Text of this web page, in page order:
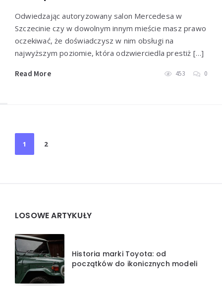
Odwiedzając autoryzowany salon Mercedesa w
Szczecinie czy w dowolnym innym mieście masz prawo
oczekiwać, że doświadczysz w nim obsługi na
najwyższym poziomie, która odzwierciedla prestiż […]
Read More 453 0
Stronicowanie
wpisów
1 2
LOSOWE ARTYKUŁY
Historia marki Toyota: od
początków do ikonicznych modeli